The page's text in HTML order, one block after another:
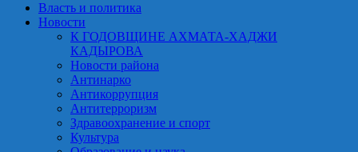
Власть и политика
Новости
К ГОДОВЩИНЕ АХМАТА-ХАДЖИ
КАДЫРОВА
Новости района
Антинарко
Антикоррупция
Антитерроризм
Здравоохранение и спорт
Культура